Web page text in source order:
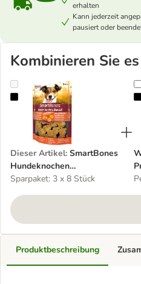
erhalten
Kann jederzeit
pausiert oder
Kombinieren Sie
SmartBones Hundeknochen
Dieser Artikel: SmartBones
Hundeknochen
Süßkartoffel für kleine
Sparpaket: 3 x 8 Stück
Produktbeschreibung